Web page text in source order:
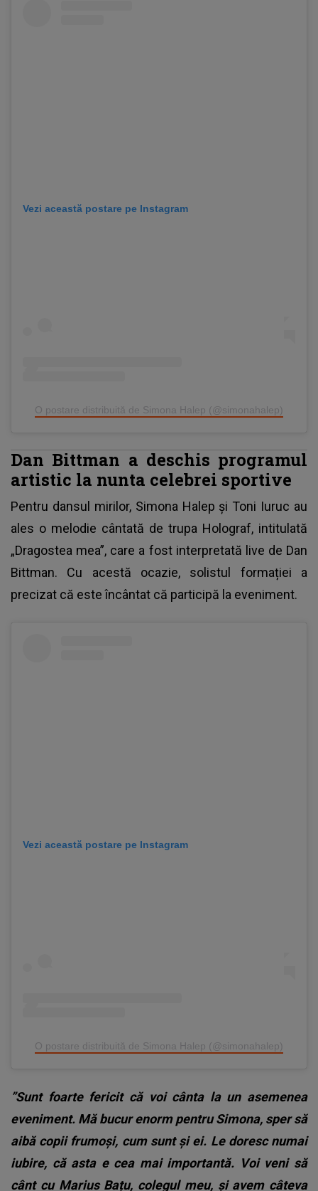
Vezi această postare pe Instagram
O postare distribuită de Simona Halep (@simonahalep)
Dan Bittman a deschis programul
artistic la nunta celebrei sportive
Pentru dansul mirilor, Simona Halep și Toni Iuruc au
ales o melodie cântată de trupa Holograf, intitulată
„Dragostea mea”, care a fost interpretată live de Dan
Bittman. Cu acestă ocazie, solistul formației a
precizat că este încântat că participă la eveniment.
Vezi această postare pe Instagram
O postare distribuită de Simona Halep (@simonahalep)
”Sunt foarte fericit că voi cânta la un asemenea
eveniment. Mă bucur enorm pentru Simona, sper să
aibă copii frumoși, cum sunt și ei. Le doresc numai
iubire, că asta e cea mai importantă. Voi veni să
cânt cu Marius Bațu, colegul meu, și avem câteva